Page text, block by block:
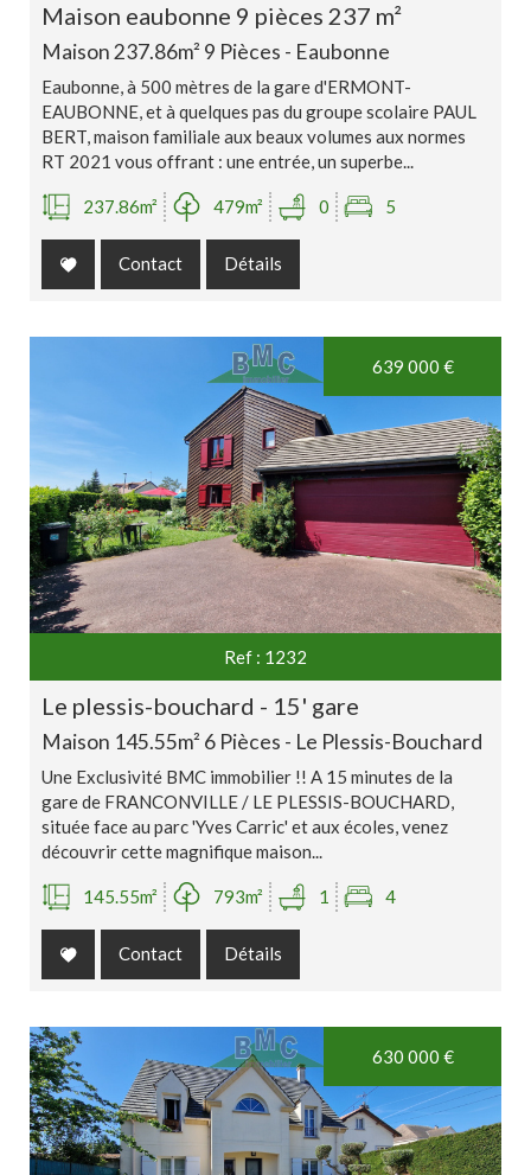
Critères supplémentaires
maison eaubonne 9 pièces 237 m²
Maison 237.86m² 9 Pièces - Eaubonne
Eaubonne, à 500 mètres de la gare d'ERMONT-
EAUBONNE, et à quelques pas du groupe scolaire PAUL
BERT, maison familiale aux beaux volumes aux normes
RT 2021 vous offrant : une entrée, un superbe...
237.86m² 479m² 0 5
Contact Détails
639 000 €
Ref : 1232
le plessis-bouchard - 15' gare
Maison 145.55m² 6 Pièces - Le Plessis-Bouchard
Une Exclusivité BMC immobilier !! A 15 minutes de la
gare de FRANCONVILLE / LE PLESSIS-BOUCHARD,
située face au parc 'Yves Carric' et aux écoles, venez
découvrir cette magnifique maison...
145.55m² 793m² 1 4
Contact Détails
630 000 €